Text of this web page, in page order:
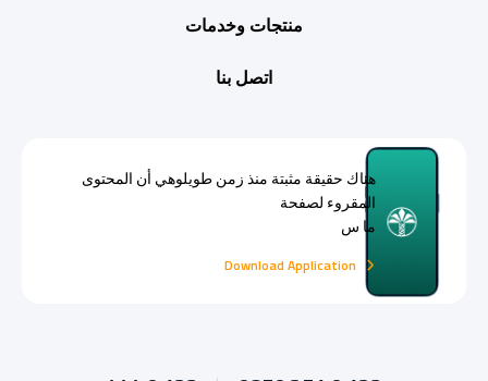
منتجات وخدمات
اتصل بنا
هناك حقيقة مثبتة منذ زمن طويلوهي أن المحتوى
المقروء لصفحة
ما س
Download Application